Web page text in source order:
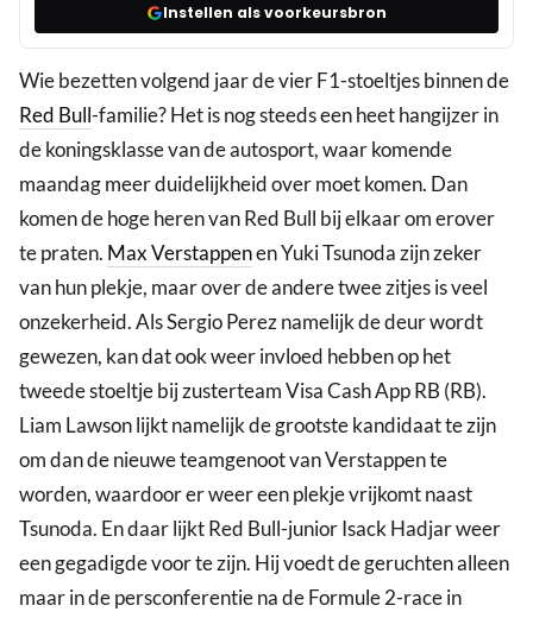
Instellen als voorkeursbron
Wie bezetten volgend jaar de vier F1-stoeltjes binnen de
Red Bull-familie? Het is nog steeds een heet hangijzer in
de koningsklasse van de autosport, waar komende
maandag meer duidelijkheid over moet komen. Dan
komen de hoge heren van Red Bull bij elkaar om erover
te praten. Max Verstappenen Yuki Tsunoda zijn zeker
van hun plekje, maar over de andere twee zitjes is veel
onzekerheid. Als Sergio Perez namelijk de deur wordt
gewezen, kan dat ook weer invloed hebben op het
tweede stoeltje bij zusterteam Visa Cash App RB (RB).
Liam Lawson lijkt namelijk de grootste kandidaat te zijn
om dan de nieuwe teamgenoot van Verstappen te
worden, waardoor er weer een plekje vrijkomt naast
Tsunoda. En daar lijkt Red Bull-junior Isack Hadjar weer
een gegadigde voor te zijn. Hij voedt de geruchten alleen
maar in de persconferentie na de Formule 2-race in